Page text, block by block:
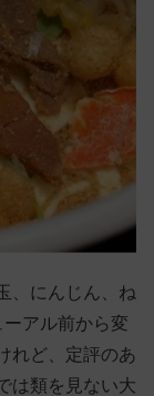
、にんじん、ね
アル前から変
れど、定評のあ
は類を見ない大